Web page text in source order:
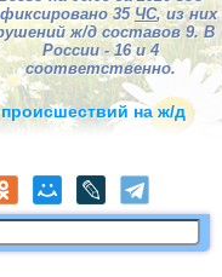
35ЧС, из них
ж/д составов 9. В
России - 16 и 4
соответственно.
на ж/д